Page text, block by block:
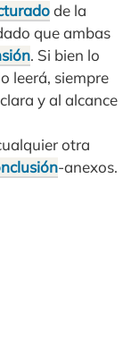
de la
que ambas
. Si bien lo
leerá, siempre
y al alcance
otra
-anexos.